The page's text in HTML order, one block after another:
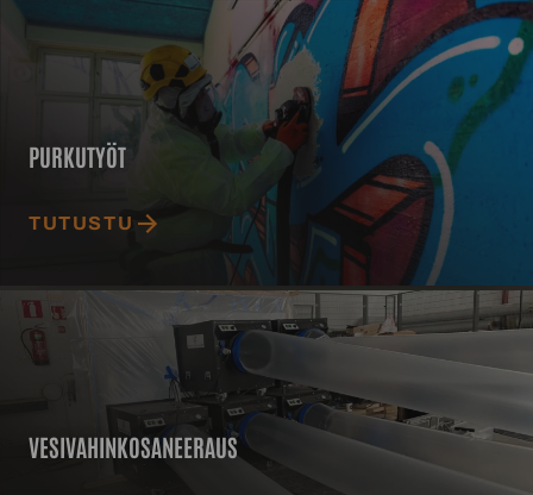
Purkutyöt
PURKUTYÖT
TUTUSTU
Vesivahinkosaneeraus
VESIVAHINKOSANEERAUS